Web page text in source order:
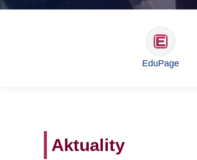
EduPage
Aktuality